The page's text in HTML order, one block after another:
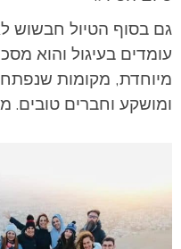
גם בסוף הטיול חבשוש
עומדים בעיגול והוא
מיוחדת, מקומות
ומושקע וחברים טובים.